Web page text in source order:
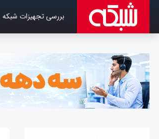
بررسی تجهیزات شبکه